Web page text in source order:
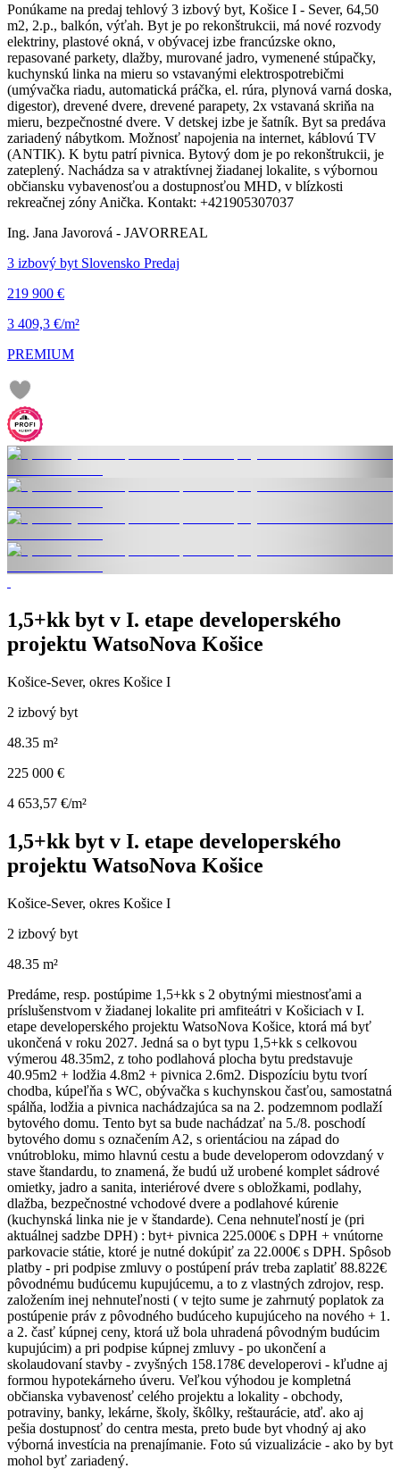
Ponúkame na predaj tehlový 3 izbový byt, Košice I - Sever, 64,50
m2, 2.p., balkón, výťah. Byt je po rekonštrukcii, má nové rozvody
elektriny, plastové okná, v obývacej izbe francúzske okno,
repasované parkety, dlažby, murované jadro, vymenené stúpačky,
kuchynskú linka na mieru so vstavanými elektrospotrebičmi
(umývačka riadu, automatická práčka, el. rúra, plynová varná doska,
digestor), drevené dvere, drevené parapety, 2x vstavaná skriňa na
mieru, bezpečnostné dvere. V detskej izbe je šatník. Byt sa predáva
zariadený nábytkom. Možnosť napojenia na internet, káblovú TV
(ANTIK). K bytu patrí pivnica. Bytový dom je po rekonštrukcii, je
zateplený. Nachádza sa v atraktívnej žiadanej lokalite, s výbornou
občiansku vybavenosťou a dostupnosťou MHD, v blízkosti
rekreačnej zóny Anička. Kontakt: +421905307037
Ing. Jana Javorová - JAVORREAL
3 izbový byt Slovensko Predaj
219 900 €
3 409,3 €/m²
PREMIUM
1,5+kk byt v I. etape developerského
projektu WatsoNova Košice
Košice-Sever, okres Košice I
2 izbový byt
48.35 m²
225 000 €
4 653,57 €/m²
1,5+kk byt v I. etape developerského
projektu WatsoNova Košice
Košice-Sever, okres Košice I
2 izbový byt
48.35 m²
Predáme, resp. postúpime 1,5+kk s 2 obytnými miestnosťami a
príslušenstvom v žiadanej lokalite pri amfiteátri v Košiciach v I.
etape developerského projektu WatsoNova Košice, ktorá má byť
ukončená v roku 2027. Jedná sa o byt typu 1,5+kk s celkovou
výmerou 48.35m2, z toho podlahová plocha bytu predstavuje
40.95m2 + lodžia 4.8m2 + pivnica 2.6m2. Dispozíciu bytu tvorí
chodba, kúpeľňa s WC, obývačka s kuchynskou časťou, samostatná
spálňa, lodžia a pivnica nachádzajúca sa na 2. podzemnom podlaží
bytového domu. Tento byt sa bude nachádzať na 5./8. poschodí
bytového domu s označením A2, s orientáciou na západ do
vnútrobloku, mimo hlavnú cestu a bude developerom odovzdaný v
stave štandardu, to znamená, že budú už urobené komplet sádrové
omietky, jadro a sanita, interiérové dvere s obložkami, podlahy,
dlažba, bezpečnostné vchodové dvere a podlahové kúrenie
(kuchynská linka nie je v štandarde). Cena nehnuteľností je (pri
aktuálnej sadzbe DPH) : byt+ pivnica 225.000€ s DPH + vnútorne
parkovacie státie, ktoré je nutné dokúpiť za 22.000€ s DPH. Spôsob
platby - pri podpise zmluvy o postúpení práv treba zaplatiť 88.822€
pôvodnému budúcemu kupujúcemu, a to z vlastných zdrojov, resp.
založením inej nehnuteľnosti ( v tejto sume je zahrnutý poplatok za
postúpenie práv z pôvodného budúceho kupujúceho na nového + 1.
a 2. časť kúpnej ceny, ktorá už bola uhradená pôvodným budúcim
kupujúcim) a pri podpise kúpnej zmluvy - po ukončení a
skolaudovaní stavby - zvyšných 158.178€ developerovi - kľudne aj
formou hypotekárneho úveru. Veľkou výhodou je kompletná
občianska vybavenosť celého projektu a lokality - obchody,
potraviny, banky, lekárne, školy, škôlky, reštaurácie, atď. ako aj
pešia dostupnosť do centra mesta, preto bude byt vhodný aj ako
výborná investícia na prenajímanie. Foto sú vizualizácie - ako by byt
mohol byť zariadený.